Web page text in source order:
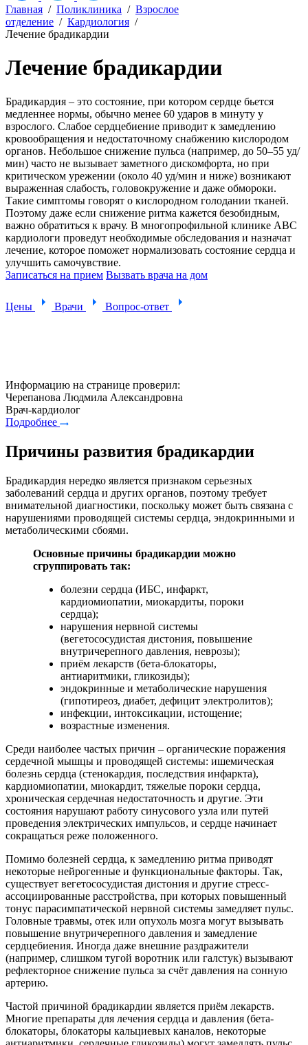
Главная / Поликлиника / Взрослое
отделение / Кардиология /
Лечение брадикардии
Лечение брадикардии
Брадикардия – это состояние, при котором сердце бьется
медленнее нормы, обычно менее 60 ударов в минуту у
взрослого. Слабое сердцебиение приводит к замедлению
кровообращения и недостаточному снабжению кислородом
органов. Небольшое снижение пульса (например, до 50–55 уд/
мин) часто не вызывает заметного дискомфорта, но при
критическом урежении (около 40 уд/мин и ниже) возникают
выраженная слабость, головокружение и даже обмороки.
Такие симптомы говорят о кислородном голодании тканей.
Поэтому даже если снижение ритма кажется безобидным,
важно обратиться к врачу. В многопрофильной клинике ABC
кардиологи проведут необходимые обследования и назначат
лечение, которое поможет нормализовать состояние сердца и
улучшить самочувствие.
Записаться на прием Вызвать врача на дом
Цены Врачи Вопрос-ответ
Информацию на странице проверил:
Черепанова Людмила Александровна
Врач-кардиолог
Подробнее
Причины развития брадикардии
Брадикардия нередко является признаком серьезных
заболеваний сердца и других органов, поэтому требует
внимательной диагностики, поскольку может быть связана с
нарушениями проводящей системы сердца, эндокринными и
метаболическими сбоями.
Основные причины брадикардии можно
сгруппировать так:
болезни сердца (ИБС, инфаркт,
кардиомиопатии, миокардиты, пороки
сердца);
нарушения нервной системы
(вегетососудистая дистония, повышение
внутричерепного давления, неврозы);
приём лекарств (бета-блокаторы,
антиаритмики, гликозиды);
эндокринные и метаболические нарушения
(гипотиреоз, диабет, дефицит электролитов);
инфекции, интоксикации, истощение;
возрастные изменения.
Среди наиболее частых причин – органические поражения
сердечной мышцы и проводящей системы: ишемическая
болезнь сердца (стенокардия, последствия инфаркта),
кардиомиопатии, миокардит, тяжелые пороки сердца,
хроническая сердечная недостаточность и другие. Эти
состояния нарушают работу синусового узла или путей
проведения электрических импульсов, и сердце начинает
сокращаться реже положенного.
Помимо болезней сердца, к замедлению ритма приводят
некоторые нейрогенные и функциональные факторы. Так,
существует вегетососудистая дистония и другие стресс-
ассоциированные расстройства, при которых повышенный
тонус парасимпатической нервной системы замедляет пульс.
Головные травмы, отек или опухоль мозга могут вызывать
повышение внутричерепного давления и замедление
сердцебиения. Иногда даже внешние раздражители
(например, слишком тугой воротник или галстук) вызывают
рефлекторное снижение пульса за счёт давления на сонную
артерию.
Частой причиной брадикардии является приём лекарств.
Многие препараты для лечения сердца и давления (бета-
блокаторы, блокаторы кальциевых каналов, некоторые